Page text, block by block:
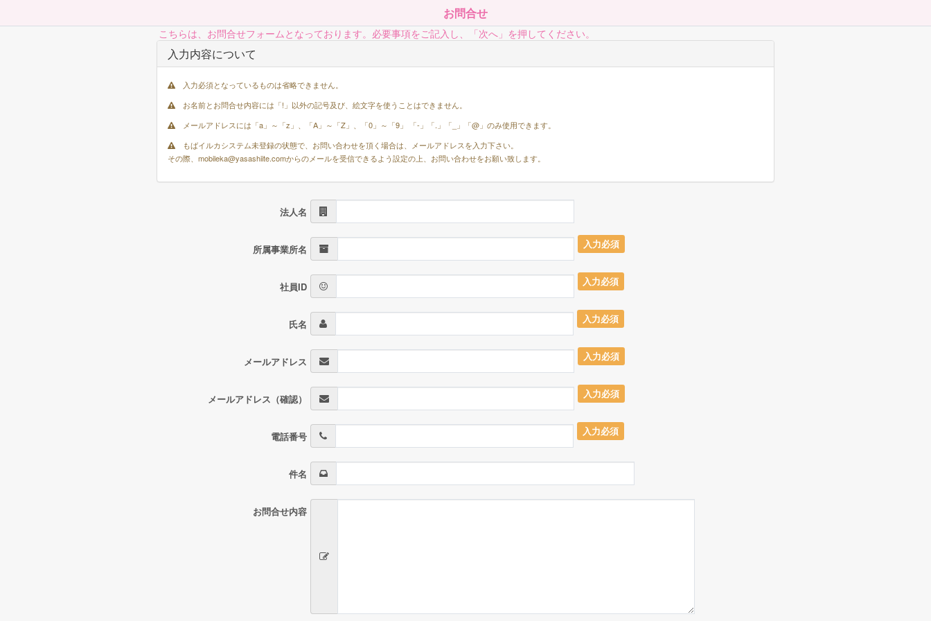
お問合せ
こちらは、お問合せフォームとなっております。必要事項をご記入し、「次へ」を押してください。
入力内容について
入力必須となっているものは省略できません。
お名前とお問合せ内容には「!」以外の記号及び、絵文字を使うことはできません。
メールアドレスには「a」～「z」、「A」～「Z」、「0」～「9」 「-」「.」「_」「@」のみ使用できます。
もばイルカシステム未登録の状態で、お問い合わせを頂く場合は、メールアドレスを入力下さい。
その際、mobileka@yasashiite.comからのメールを受信できるよう設定の上、お問い合わせをお願い致します。
法人名
所属事業所名 入力必須
社員ID 入力必須
氏名 入力必須
メールアドレス 入力必須
メールアドレス（確認） 入力必須
電話番号 入力必須
件名
お問合せ内容